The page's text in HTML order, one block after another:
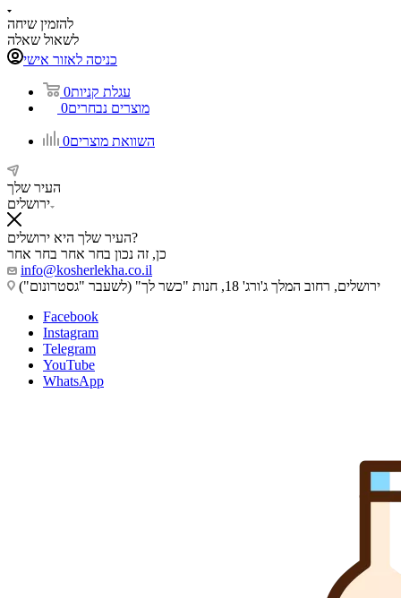
להזמין שיחה
לשאול שאלה
כניסה לאזור אישי
עגלת קניות0
מוצרים נבחרים0
השוואת מוצרים0
העיר שלך
ירושלים
העיר שלך היא ירושלים?
כן, זה נכון בחר אחר בחר אחר
info@kosherlekha.co.il
ירושלים, רחוב המלך ג'ורג' 18, חנות "כשר לך" (לשעבר "גסטרונום")
Facebook
Instagram
Telegram
YouTube
WhatsApp